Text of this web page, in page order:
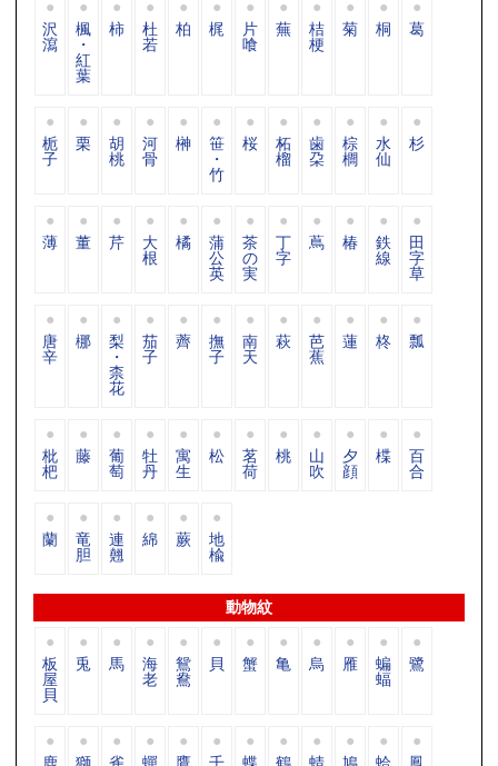
沢
瀉
楓
・
紅
葉
柿 杜
若
柏 梶 片
喰
蕪 桔
梗
菊 桐 葛
栀
子
栗 胡
桃
河
骨
榊 笹
・
竹
桜 柘
榴
歯
朶
棕
櫚
水
仙
杉
薄 董 芹 大
根
橘 蒲
公
英
茶
の
実
丁
字
蔦 椿 鉄
線
田
字
草
唐
辛
梛 梨
・
柰
花
茄
子
薺 撫
子
南
天
萩 芭
蕉
蓮 柊 瓢
枇
杷
藤 葡
萄
牡
丹
寓
生
松 茗
荷
桃 山
吹
夕
顔
楪 百
合
蘭 竜
胆
連
翹
綿 蕨 地
楡
動物紋
板
屋
貝
兎 馬 海
老
鴛
鴦
貝 蟹 亀 烏 雁 蝙
蝠
鷺